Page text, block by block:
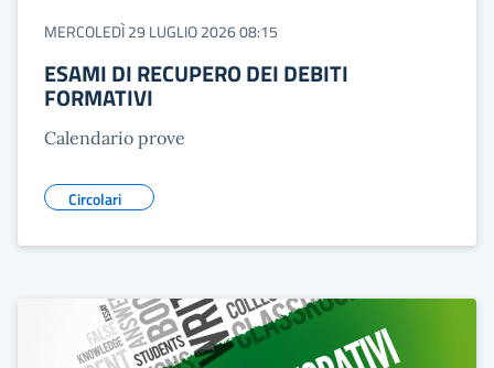
MERCOLEDÌ 29 LUGLIO 2026 08:15
ESAMI DI RECUPERO DEI DEBITI
FORMATIVI
Calendario prove
Circolari